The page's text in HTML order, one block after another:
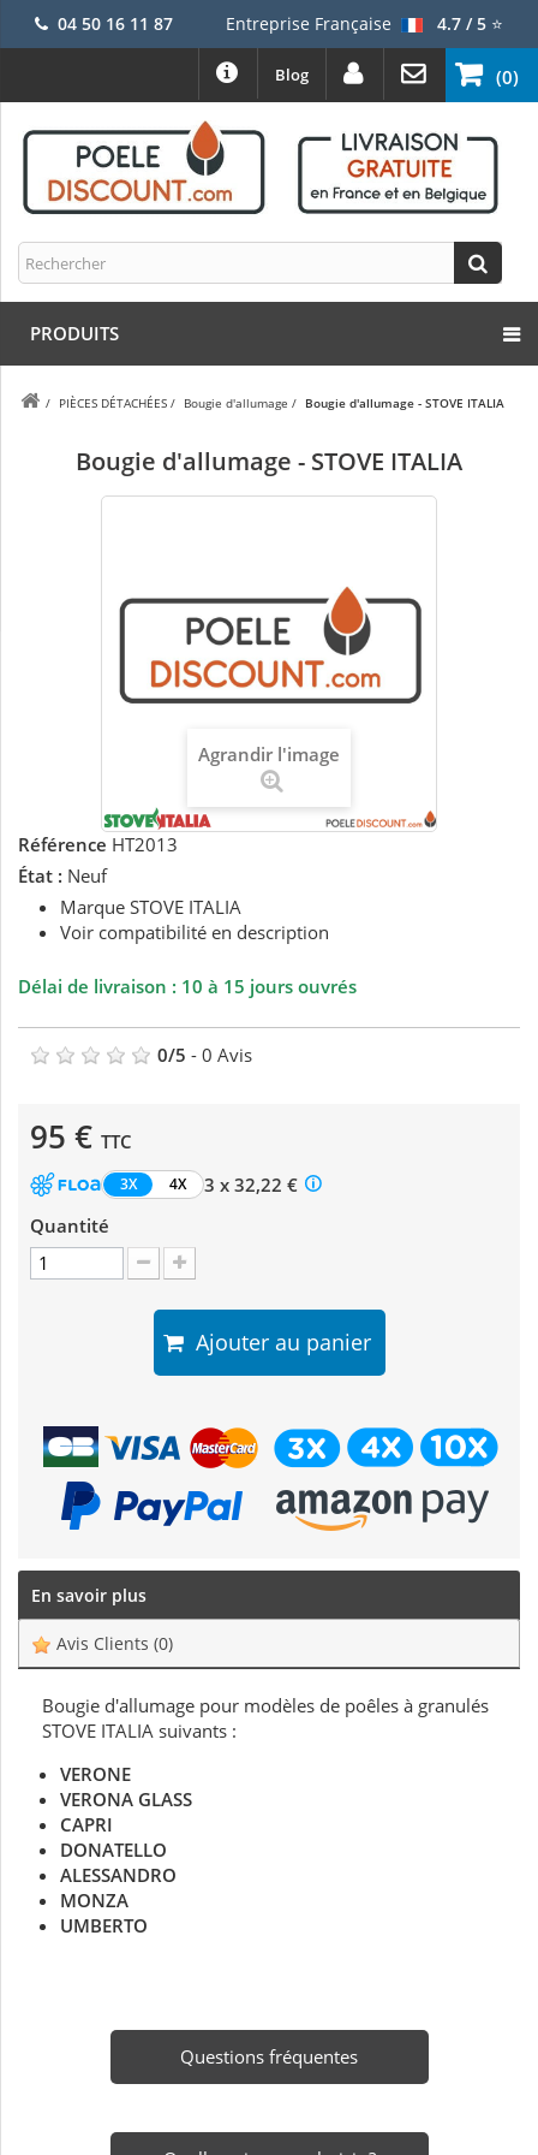
04 50 16 11 87 Entreprise Française 4.7 / 5⭐
(0)
Blog
PRODUITS
/ PIÈCES DÉTACHÉES / Bougie d'allumage / Bougie d'allumage - STOVE ITALIA
Bougie d'allumage - STOVE ITALIA
Agrandir l'image
Référence HT2013
État : Neuf
Marque STOVE ITALIA
Voir compatibilité en description
Délai de livraison : 10 à 15 jours ouvrés
0/5 - 0 Avis
95 € TTC
3X 4X
3 x 32,22 €
Quantité
Ajouter au panier
En savoir plus
Avis Clients (0)
Bougie d'allumage pour modèles de poêles à granulés
STOVE ITALIA suivants :
VERONE
VERONA GLASS
CAPRI
DONATELLO
ALESSANDRO
MONZA
UMBERTO
Questions fréquentes